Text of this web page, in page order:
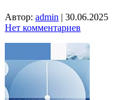
Автор: admin | 30.06.2025
Нет комментариев